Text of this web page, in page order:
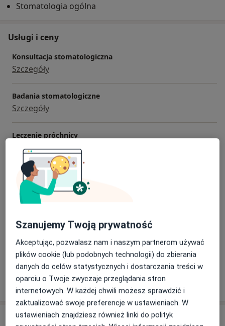
Stomatologia ogólna
Usługi i ceny
Konsultacja stomatologiczna
Szczegóły
Badania stomatologiczne
Szczegóły
Leczenie próchnicy
Szczegóły
Odbudowa zębów
Szczegóły
Szczegóły
+ 5 usług
W jaki sposób ustalane są ceny?
Adres
Szanujemy Twoją prywatność
Akceptując, pozwalasz nam i naszym partnerom używać
plików cookie (lub podobnych technologii) do zbierania
danych do celów statystycznych i dostarczania treści w
oparciu o Twoje zwyczaje przeglądania stron
internetowych. W każdej chwili możesz sprawdzić i
zaktualizować swoje preferencje w ustawieniach. W
ustawieniach znajdziesz również linki do polityk